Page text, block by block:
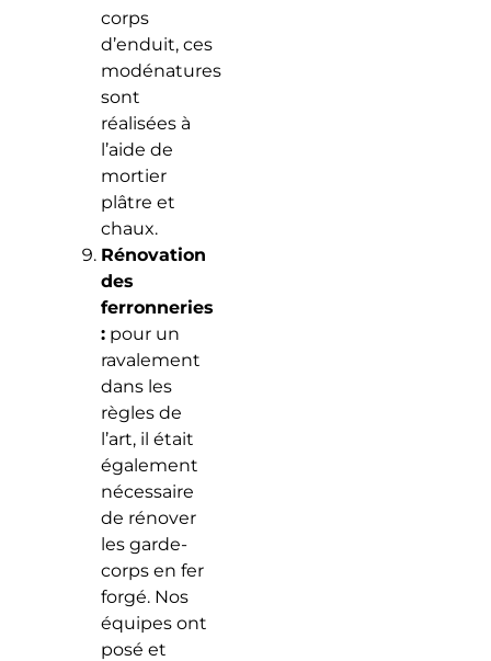
corps
d’enduit, ces
modénatures
sont
réalisées à
l’aide de
mortier
plâtre et
chaux.
Rénovation
des
ferronneries
:pour un
ravalement
dans les
règles de
l’art, il était
également
nécessaire
de rénover
les garde-
corps en fer
forgé. Nos
équipes ont
posé et